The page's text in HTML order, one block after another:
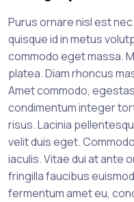
Purus ornare nisl est
quisque id in metus
commodo eget massa.
platea. Diam rhoncus
Amet commodo,
condimentum integer
risus. Lacinia
velit duis eget.
iaculis. Vitae dui at ante
fringilla faucibus
fermentum amet eu,